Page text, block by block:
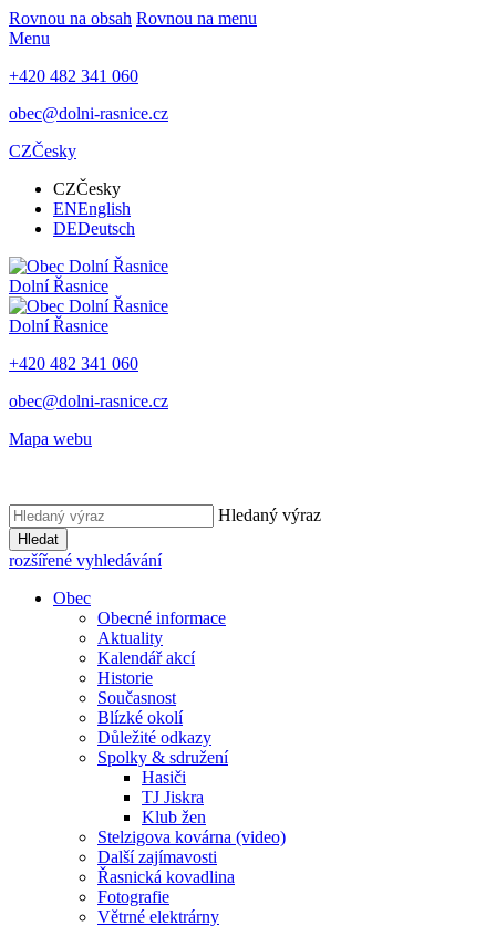
Rovnou na obsah Rovnou na menu
Menu
+420 482 341 060
obec@dolni-rasnice.cz
CZČesky
CZČesky
ENEnglish
DEDeutsch
Dolní Řasnice
Dolní Řasnice
+420 482 341 060
obec@dolni-rasnice.cz
Mapa webu
Hledaný výraz
Hledat
rozšířené vyhledávání
Obec
Obecné informace
Aktuality
Kalendář akcí
Historie
Současnost
Blízké okolí
Důležité odkazy
Spolky & sdružení
Hasiči
TJ Jiskra
Klub žen
Stelzigova kovárna (video)
Další zajímavosti
Řasnická kovadlina
Fotografie
Větrné elektrárny